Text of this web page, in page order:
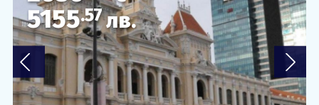
КРУИЗИ
LAST MINUTE
ПРАЗНИЦИ
ИНТЕРЕСНО
5155.57лв.